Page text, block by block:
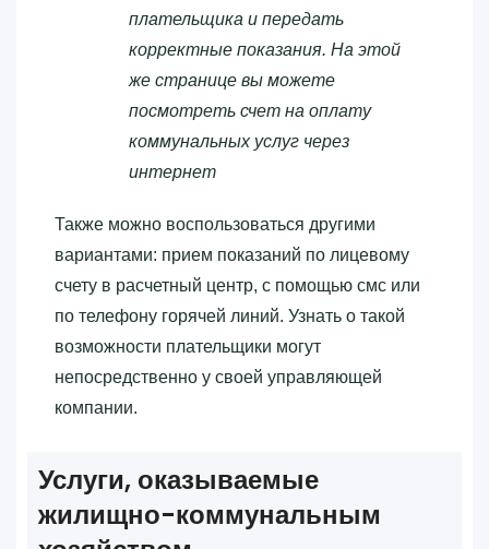
плательщика и передать
корректные показания. На этой
же странице вы можете
посмотреть счет на оплату
коммунальных услуг через
интернет
Также можно воспользоваться другими
вариантами: прием показаний по лицевому
счету в расчетный центр, с помощью смс или
по телефону горячей линий. Узнать о такой
возможности плательщики могут
непосредственно у своей управляющей
компании.
Услуги, оказываемые
жилищно-коммунальным